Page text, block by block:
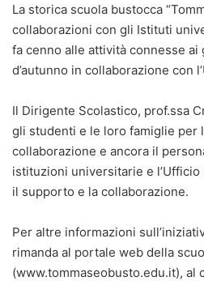
La storica scuola bustocca
collaborazioni con gli Istituti
fa cenno alle attività connesse ai
d’autunno in collaborazione con
Il Dirigente Scolastico, prof.ssa
gli studenti e le loro famiglie per
collaborazione e ancora il
istituzioni universitarie e
il supporto e la collaborazione.
Per altre informazioni
rimanda al portale web della
(www.tommaseobusto.edu.it), al